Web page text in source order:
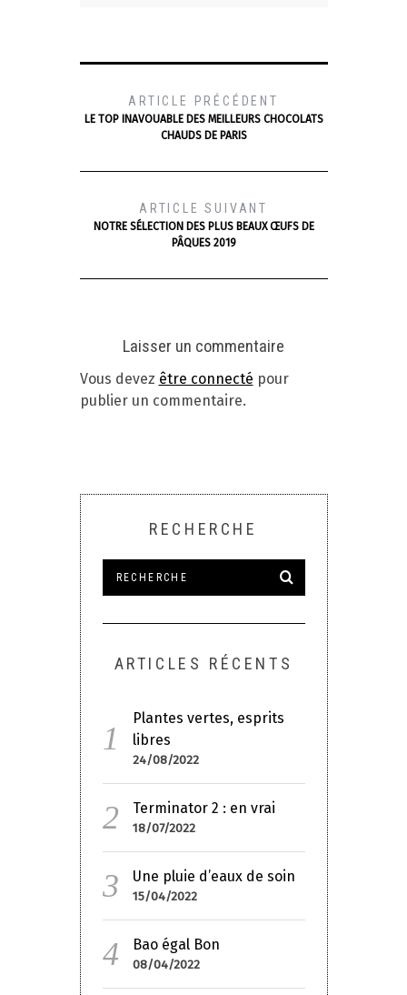
ARTICLE PRÉCÉDENT
LE TOP INAVOUABLE DES MEILLEURS CHOCOLATS
CHAUDS DE PARIS
ARTICLE SUIVANT
NOTRE SÉLECTION DES PLUS BEAUX ŒUFS DE
PÂQUES 2019
Laisser un commentaire
Vous devez être connecté pour
publier un commentaire.
RECHERCHE
ARTICLES RÉCENTS
Plantes vertes, esprits
libres
24/08/2022
Terminator 2 : en vrai
18/07/2022
Une pluie d’eaux de soin
15/04/2022
Bao égal Bon
08/04/2022